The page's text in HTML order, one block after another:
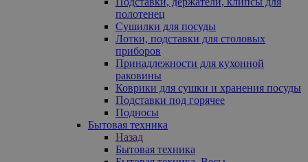
полотенец
Сушилки для посуды
Лотки, подставки для столовых
приборов
Принадлежности для кухонной
раковины
Коврики для сушки и хранения посуды
Подставки под горячее
Подносы
Бытовая техника
Назад
Бытовая техника